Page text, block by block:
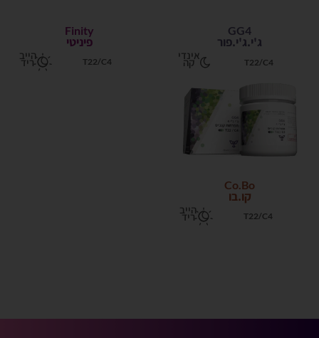
GG4
ג'י.ג'י.פור
T22/C4
אינדי
קה
Finity
פיניטי
T22/C4 הייב
ריד
Co.Bo
קו.בו
T22/C4 הייב
ריד